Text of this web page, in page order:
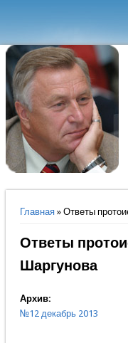
Вы здесь
Главная» Ответы
Ответы
Шаргунова
Архив:
№12 декабрь 2013